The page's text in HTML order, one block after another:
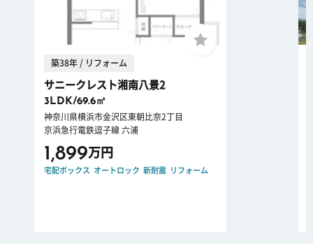
築38年 / リフォーム
サニークレスト湘南八景2
3LDK/69.6㎡
神奈川県横浜市金沢区東朝比奈2丁目
京浜急行電鉄逗子線 六浦
1,899万円
宅配ボックス オートロック 新耐震 リフォーム